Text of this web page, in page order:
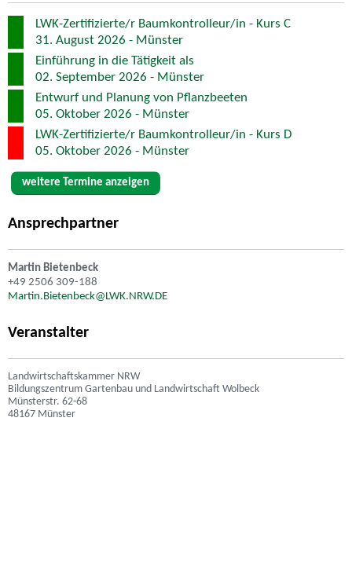
LWK-Zertifizierte/r Baumkontrolleur/in - Kurs C
31. August 2026 - Münster
Einführung in die Tätigkeit als
02. September 2026 - Münster
Entwurf und Planung von Pflanzbeeten
05. Oktober 2026 - Münster
LWK-Zertifizierte/r Baumkontrolleur/in - Kurs D
05. Oktober 2026 - Münster
weitere Termine anzeigen
Ansprechpartner
Martin Bietenbeck
+49 2506 309-188
Martin.Bietenbeck@LWK.NRW.DE
Veranstalter
Landwirtschaftskammer NRW
Bildungszentrum Gartenbau und Landwirtschaft Wolbeck
Münsterstr. 62-68
48167 Münster